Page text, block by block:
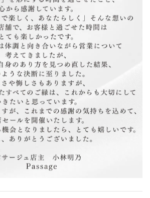
05/28
より しっかりとした生地なので 秋冬
合わせたい感じです。 ウエストも調節
ーンを選ばずに頻度高く使えるアイテム
！しっかりした生地感ですよね。通
ーンを選ばすに活躍できるアイテム
で、お洒落に着こなして頂けるのを
ております。 レビュー書いていただ
うございます！ また是非よろしくお
チーフ＆チェーンロングピアス